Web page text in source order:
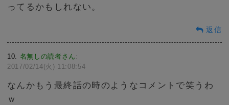
ってるかもしれない。
返信
10 名無しの読者さん :
2017/02/14(火) 11:08:54
なんかもう最終話の時のようなコメントで笑うわ
ｗ